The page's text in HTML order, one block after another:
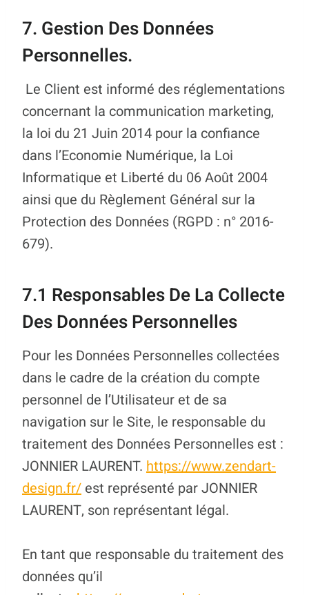
7. Gestion Des Données
Personnelles.
Le Client est informé des réglementations
concernant la communication marketing,
la loi du 21 Juin 2014 pour la confiance
dans l’Economie Numérique, la Loi
Informatique et Liberté du 06 Août 2004
ainsi que du Règlement Général sur la
Protection des Données (RGPD : n° 2016-
679).
7.1 Responsables De La Collecte
Des Données Personnelles
Pour les Données Personnelles collectées
dans le cadre de la création du compte
personnel de l’Utilisateur et de sa
navigation sur le Site, le responsable du
traitement des Données Personnelles est :
JONNIER LAURENT. https://www.zendart-
design.fr/ est représenté par JONNIER
LAURENT, son représentant légal.
En tant que responsable du traitement des
données qu’il